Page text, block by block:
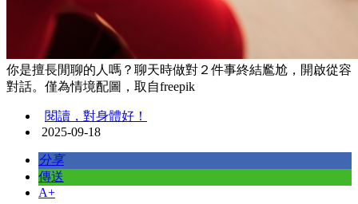
你是擅長閒聊的人嗎？聊天時做對２件事終結尷尬，開啟從容
對話。僅為情境配圖，取自freepik
閱讀，對身體好！
2025-09-18
分享
傳送
A+